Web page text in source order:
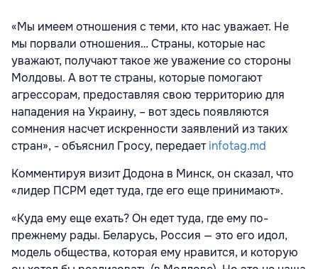
«Мы имеем отношения с теми, кто нас уважает. Не
мы порвали отношения… Страны, которые нас
уважают, получают такое же уважение со стороны
Молдовы. А вот те страны, которые помогают
агрессорам, предоставляя свою территорию для
нападения на Украину, – вот здесь появляются
сомнения насчет искренности заявлений из таких
стран», - объяснил Гросу, передаетinfotag.md
Комментируя визит Додона в Минск, он сказал, что
«лидер ПСРМ едет туда, где его еще принимают».
«Куда ему еще ехать? Он едет туда, где ему по-
прежнему рады. Беларусь, Россия — это его идол,
модель общества, которая ему нравится, и которую